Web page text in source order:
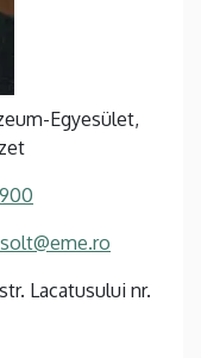
Egyesület,
Lacatusului nr.